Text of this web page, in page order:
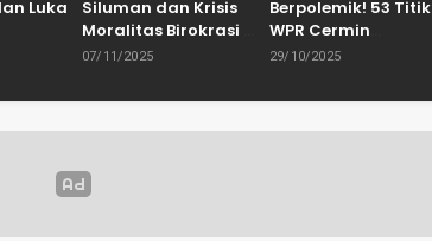
Luka
Siluman dan Krisis
Moralitas Birokrasi
Oleh: Dr. H.
Hidayat
07/11/2025
Berpolemik! 53 Titik
WPR Cermin
Retaknya Tata
Pemerintahan
29/10/2025